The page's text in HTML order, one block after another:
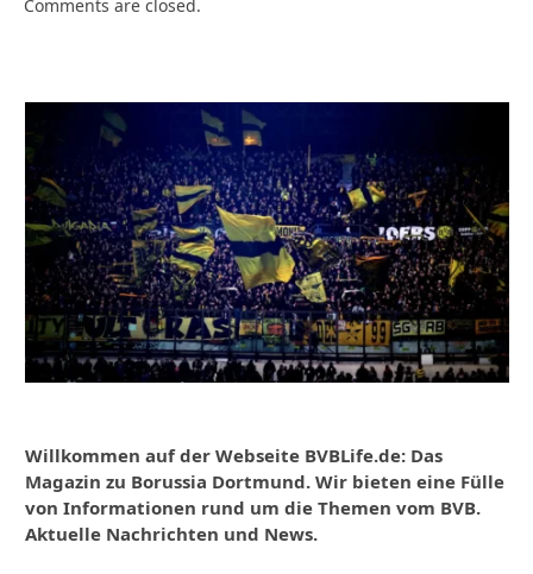
Comments are closed.
Willkommen auf der Webseite BVBLife.de: Das
Magazin zu Borussia Dortmund. Wir bieten eine Fülle
von Informationen rund um die Themen vom BVB.
Aktuelle Nachrichten und News.